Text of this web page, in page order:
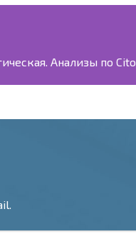
Анализы по Cito.